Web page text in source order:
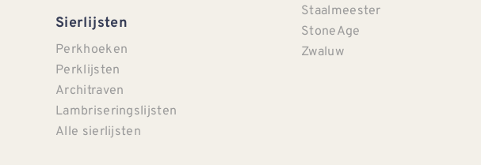
Sierlijsten
Perkhoeken
Perklijsten
Architraven
Lambriseringslijsten
Alle sierlijsten
Staalmeester
StoneAge
Zwaluw